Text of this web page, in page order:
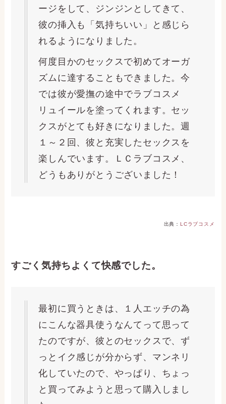
ージをして、ジンジンとしてきて、
彼の挿入も「気持ちいい」と感じら
れるようになりました。
何度目かのセックスで初めてオーガ
ズムに達することもできました。今
では彼が愛撫の途中でラブコスメ
リュイールを塗ってくれます。セッ
クスがとても好きになりました。週
１～２回、彼と充実したセックスを
楽しんでいます。ＬＣラブコスメ、
どうもありがとうございました！
出典： LCラブコスメ
すごく気持ちよくて快感でした。
最初に買うときは、１人エッチの為
にこんな器具使うなんてって思って
たのですが、彼とのセックスで、ず
っとイク感じが分からず、マンネリ
化していたので、やっぱり、ちょっ
と買ってみようと思って購入しまし